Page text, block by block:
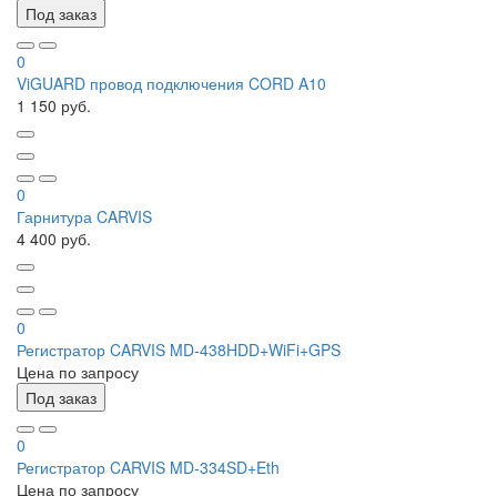
Под заказ
0
ViGUARD провод подключения CORD A10
1 150 руб.
0
Гарнитура CARVIS
4 400 руб.
0
Регистратор CARVIS MD-438HDD+WiFi+GPS
Цена по запросу
Под заказ
0
Регистратор CARVIS MD-334SD+Eth
Цена по запросу